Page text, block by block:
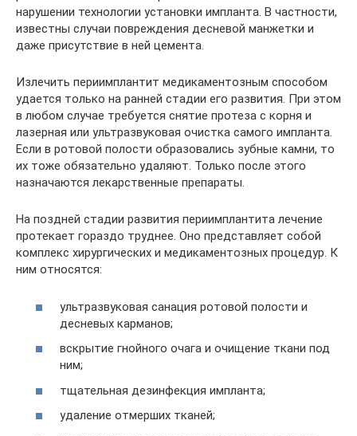
нарушении технологии установки импланта. В частности,
известны случаи повреждения десневой манжетки и
даже присутствие в ней цемента.
Излечить периимплантит медикаментозным способом
удается только на ранней стадии его развития. При этом
в любом случае требуется снятие протеза с корня и
лазерная или ультразвуковая очистка самого импланта.
Если в ротовой полости образовались зубные камни, то
их тоже обязательно удаляют. Только после этого
назначаются лекарственные препараты.
На поздней стадии развития периимплантита лечение
протекает гораздо труднее. Оно представляет собой
комплекс хирургических и медикаментозных процедур. К
ним относятся:
ультразвуковая санация ротовой полости и
десневых карманов;
вскрытие гнойного очага и очищение ткани под
ним;
тщательная дезинфекция импланта;
удаление отмерших тканей;